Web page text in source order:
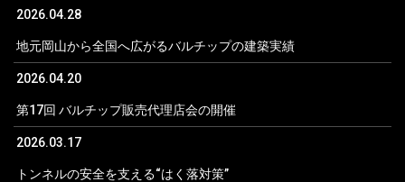
2026.04.28
地元岡山から全国へ広がるバルチップの建築実績
2026.04.20
第17回 バルチップ販売代理店会の開催
2026.03.17
トンネルの安全を支える“はく落対策”